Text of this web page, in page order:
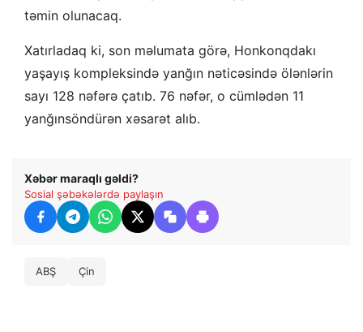
təmin olunacaq.
Xatırladaq ki, son məlumata görə, Honkonqdakı
yaşayış kompleksində yanğın nəticəsində ölənlərin
sayı 128 nəfərə çatıb. 76 nəfər, o cümlədən 11
yanğınsöndürən xəsarət alıb.
Xəbər maraqlı gəldi?
Sosial şəbəkələrdə paylaşın
ABŞ Çin